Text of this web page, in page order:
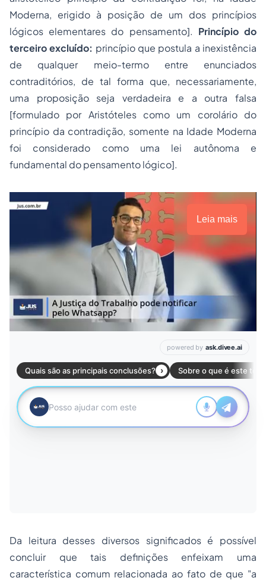
Moderna, erigido à posição de um dos princípios
lógicos elementares do pensamento]. Princípio do
terceiro excluído: princípio que postula a inexistência
de qualquer meio-termo entre enunciados
contraditórios, de tal forma que, necessariamente,
uma proposição seja verdadeira e a outra falsa
[formulado por Aristóteles como um corolário do
princípio da contradição, somente na Idade Moderna
foi considerado como uma lei autônoma e
fundamental do pensamento lógico].
Leia mais
Da leitura desses diversos significados é possível
concluir que tais definições enfeixam uma
característica comum relacionada ao fato de que "a